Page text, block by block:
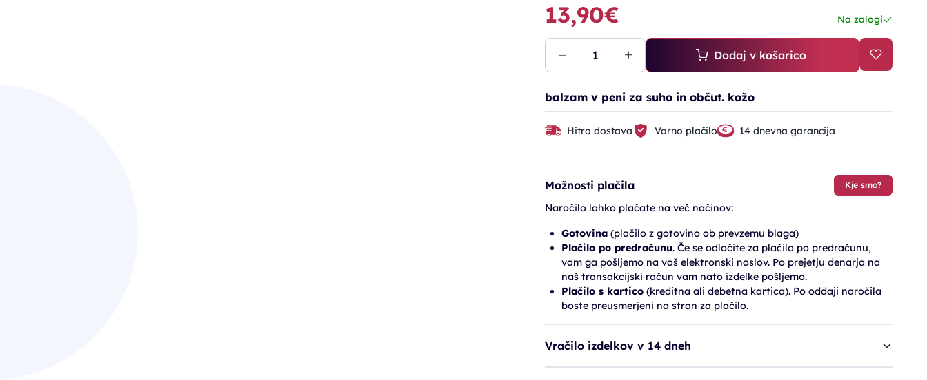
13,90€ Na zalogi
Dodaj v košarico
balzam v peni za suho in občut. kožo
Hitra dostava Varno plačilo 14 dnevna garancija
Možnosti plačila Kje smo?
Naročilo lahko plačate na več načinov:
Gotovina(plačilo z gotovino ob prevzemu blaga)
Plačilo po predračunu. Če se odločite za plačilo po predračunu,
vam ga pošljemo na vaš elektronski naslov. Po prejetju denarja na
naš transakcijski račun vam nato izdelke pošljemo.
Plačilo s kartico(kreditna ali debetna kartica). Po oddaji naročila
boste preusmerjeni na stran za plačilo.
Vračilo izdelkov v 14 dneh